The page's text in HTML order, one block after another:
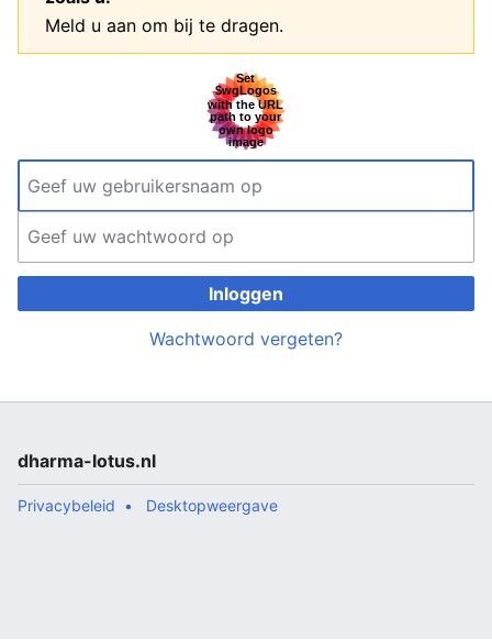
Meld u aan om bij te dragen.
Inloggen
Wachtwoord vergeten?
dharma-lotus.nl
Privacybeleid Desktopweergave